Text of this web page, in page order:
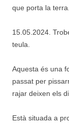
que porta la terra.
15.05.2024.
teula.
Aquesta és una
passat per
rajar deixen els
Està situada a